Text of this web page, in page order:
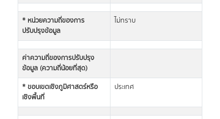
* หน่วยความถี่ของการ
ปรับปรุงข้อมูล
ไม่ทราบ
ค่าความถี่ของการปรับปรุง
ข้อมูล (ความถี่น้อยที่สุด)
* ขอบเขตเชิงภูมิศาสตร์หรือ
เชิงพื้นที่
ประเทศ